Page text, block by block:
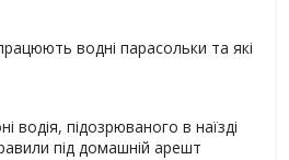
водні парасольки та які
водія, підозрюваного в наїзді
під домашній арешт